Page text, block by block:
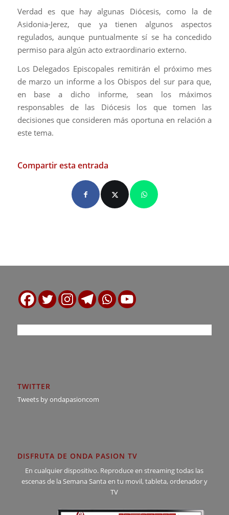
Verdad es que hay algunas Diócesis, como la de
Asidonia-Jerez, que ya tienen algunos aspectos
regulados, aunque puntualmente sí se ha concedido
permiso para algún acto extraordinario externo.
Los Delegados Episcopales remitirán el próximo mes
de marzo un informe a los Obispos del sur para que,
en base a dicho informe, sean los máximos
responsables de las Diócesis los que tomen las
decisiones que consideren más oportuna en relación a
este tema.
Compartir esta entrada
TWITTER
Tweets by ondapasioncom
DISFRUTA DE ONDA PASION TV
En cualquier dispositivo. Reproduce en streaming todas las
escenas de la Semana Santa en tu movil, tableta, ordenador y
TV